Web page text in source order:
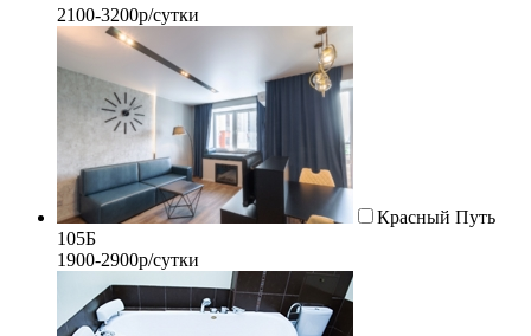
2100-3200р/сутки
Красный Путь
105Б
1900-2900р/сутки